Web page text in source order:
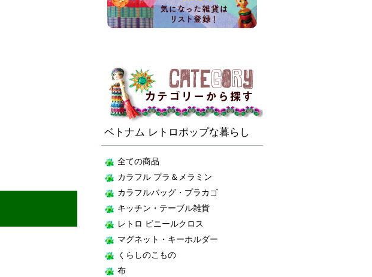
ベトナム レトロポップな暮らし
全ての商品
カラフル プラ＆メラミン
カラフルバッグ・プラカゴ
キッチン・テーブル雑貨
レトロ ビニールクロス
マグネット・キーホルダー
くらしのこもの
布